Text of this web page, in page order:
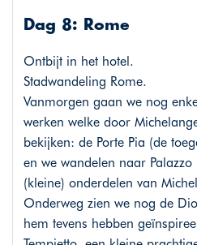
Dag 8: Rome
Ontbijt in het hotel.
Stadwandeling Rome.
Vanmorgen gaan we nog
werken welke door
bekijken: de Porte Pia (de
en we wandelen naar
(kleine) onderdelen van
Onderweg zien we nog de
hem tevens hebben